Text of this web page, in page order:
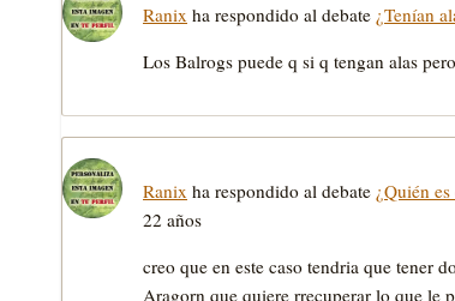
Ranix ha respondido al debate ¿Tenían
Los Balrogs puede q si q tengan alas
Ranix ha respondido al debate ¿Quién
22 años
creo que en este caso tendria que tener
Aragorn que quiere rrecuperar lo que le